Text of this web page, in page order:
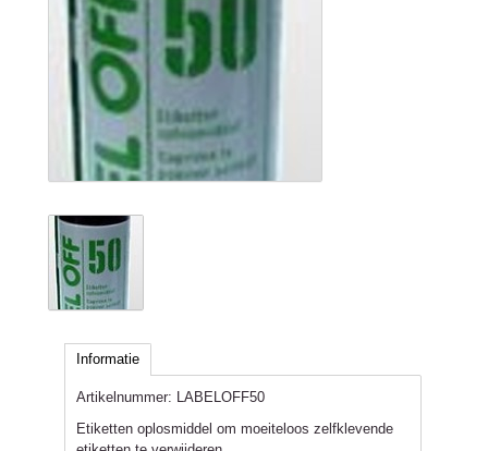
Informatie
Artikelnummer: LABELOFF50
Etiketten oplosmiddel om moeiteloos zelfklevende